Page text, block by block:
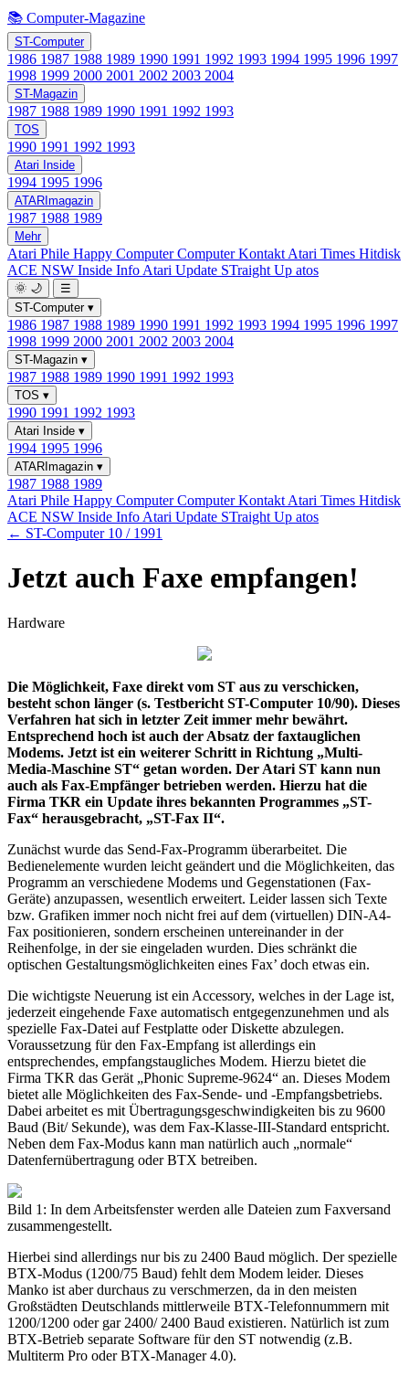
📚 Computer-Magazine
ST-Computer
1986 1987 1988 1989 1990 1991 1992 1993 1994 1995 1996 1997
1998 1999 2000 2001 2002 2003 2004
ST-Magazin
1987 1988 1989 1990 1991 1992 1993
TOS
1990 1991 1992 1993
Atari Inside
1994 1995 1996
ATARImagazin
1987 1988 1989
Mehr
Atari Phile Happy ComputerComputer Kontakt Atari Times Hitdisk
ACE NSW Inside Info Atari Update STraight Up atos
🌞 🌙
☰
ST-Computer ▾
1986 1987 1988 1989 1990 1991 1992 1993 1994 1995 1996 1997
1998 1999 2000 2001 2002 2003 2004
ST-Magazin ▾
1987 1988 1989 1990 1991 1992 1993
TOS ▾
1990 1991 1992 1993
Atari Inside ▾
1994 1995 1996
ATARImagazin ▾
1987 1988 1989
Atari Phile Happy ComputerComputer Kontakt Atari Times Hitdisk
ACE NSW Inside Info Atari Update STraight Up atos
← ST-Computer 10 / 1991
Jetzt auch Faxe empfangen!
Hardware
Die Möglichkeit, Faxe direkt vom ST aus zu verschicken,
besteht schon länger (s. Testbericht ST-Computer 10/90). Dieses
Verfahren hat sich in letzter Zeit immer mehr bewährt.
Entsprechend hoch ist auch der Absatz der faxtauglichen
Modems. Jetzt ist ein weiterer Schritt in Richtung „Multi-
Media-Maschine ST“ getan worden. Der Atari ST kann nun
auch als Fax-Empfänger betrieben werden. Hierzu hat die
Firma TKR ein Update ihres bekannten Programmes „ST-
Fax“ herausgebracht, „ST-Fax II“.
Zunächst wurde das Send-Fax-Programm überarbeitet. Die
Bedienelemente wurden leicht geändert und die Möglichkeiten, das
Programm an verschiedene Modems und Gegenstationen (Fax-
Geräte) anzupassen, wesentlich erweitert. Leider lassen sich Texte
bzw. Grafiken immer noch nicht frei auf dem (virtuellen) DIN-A4-
Fax positionieren, sondern erscheinen untereinander in der
Reihenfolge, in der sie eingeladen wurden. Dies schränkt die
optischen Gestaltungsmöglichkeiten eines Fax’ doch etwas ein.
Die wichtigste Neuerung ist ein Accessory, welches in der Lage ist,
jederzeit eingehende Faxe automatisch entgegenzunehmen und als
spezielle Fax-Datei auf Festplatte oder Diskette abzulegen.
Voraussetzung für den Fax-Empfang ist allerdings ein
entsprechendes, empfangstaugliches Modem. Hierzu bietet die
Firma TKR das Gerät „Phonic Supreme-9624“ an. Dieses Modem
bietet alle Möglichkeiten des Fax-Sende- und -Empfangsbetriebs.
Dabei arbeitet es mit Übertragungsgeschwindigkeiten bis zu 9600
Baud (Bit/ Sekunde), was dem Fax-Klasse-III-Standard entspricht.
Neben dem Fax-Modus kann man natürlich auch „normale“
Datenfernübertragung oder BTX betreiben.
Bild 1: In dem Arbeitsfenster werden alle Dateien zum Faxversand
zusammengestellt.
Hierbei sind allerdings nur bis zu 2400 Baud möglich. Der spezielle
BTX-Modus (1200/75 Baud) fehlt dem Modem leider. Dieses
Manko ist aber durchaus zu verschmerzen, da in den meisten
Großstädten Deutschlands mittlerweile BTX-Telefonnummern mit
1200/1200 oder gar 2400/ 2400 Baud existieren. Natürlich ist zum
BTX-Betrieb separate Software für den ST notwendig (z.B.
Multiterm Pro oder BTX-Manager 4.0).